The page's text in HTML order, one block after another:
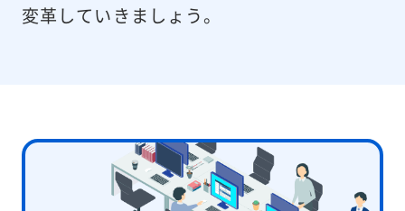
変革していきましょう。